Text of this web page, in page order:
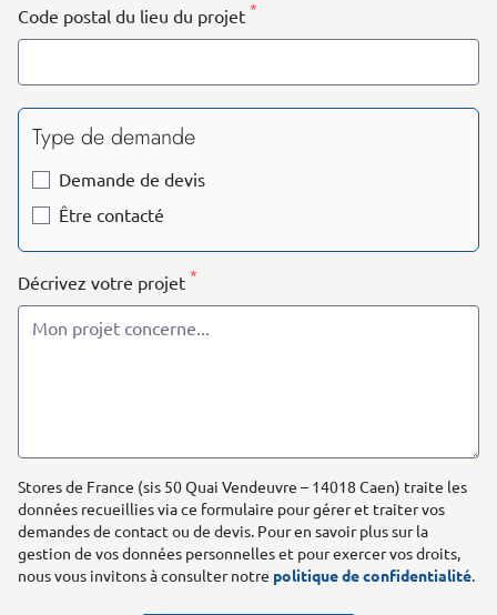
Code postal du lieu du projet *
Type de demande
Demande de devis
Être contacté
Décrivez votre projet *
Stores de France (sis 50 Quai Vendeuvre – 14018 Caen) traite les
données recueillies via ce formulaire pour gérer et traiter vos
demandes de contact ou de devis. Pour en savoir plus sur la
gestion de vos données personnelles et pour exercer vos droits,
nous vous invitons à consulter notre politique de confidentialité.